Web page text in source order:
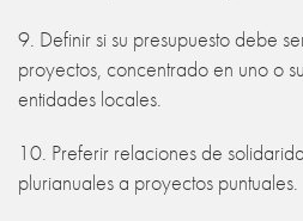
9. Definir si su presupuesto debe
proyectos, concentrado en uno o
entidades locales.
10. Preferir relaciones de
plurianuales a proyectos puntuales.